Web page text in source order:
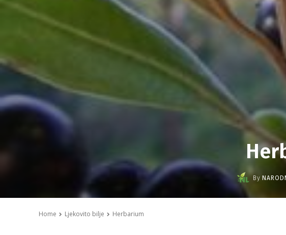
By
Home Ljekovito bilje Herbarium